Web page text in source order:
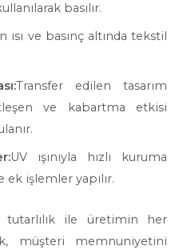
basılır.
ısı ve basınç altında tekstil
Transfer edilen tasarım
ve kabartma etkisi
UV ışınıyla hızlı kuruma
ek işlemler yapılır.
ile üretimin her
müşteri memnuniyetini